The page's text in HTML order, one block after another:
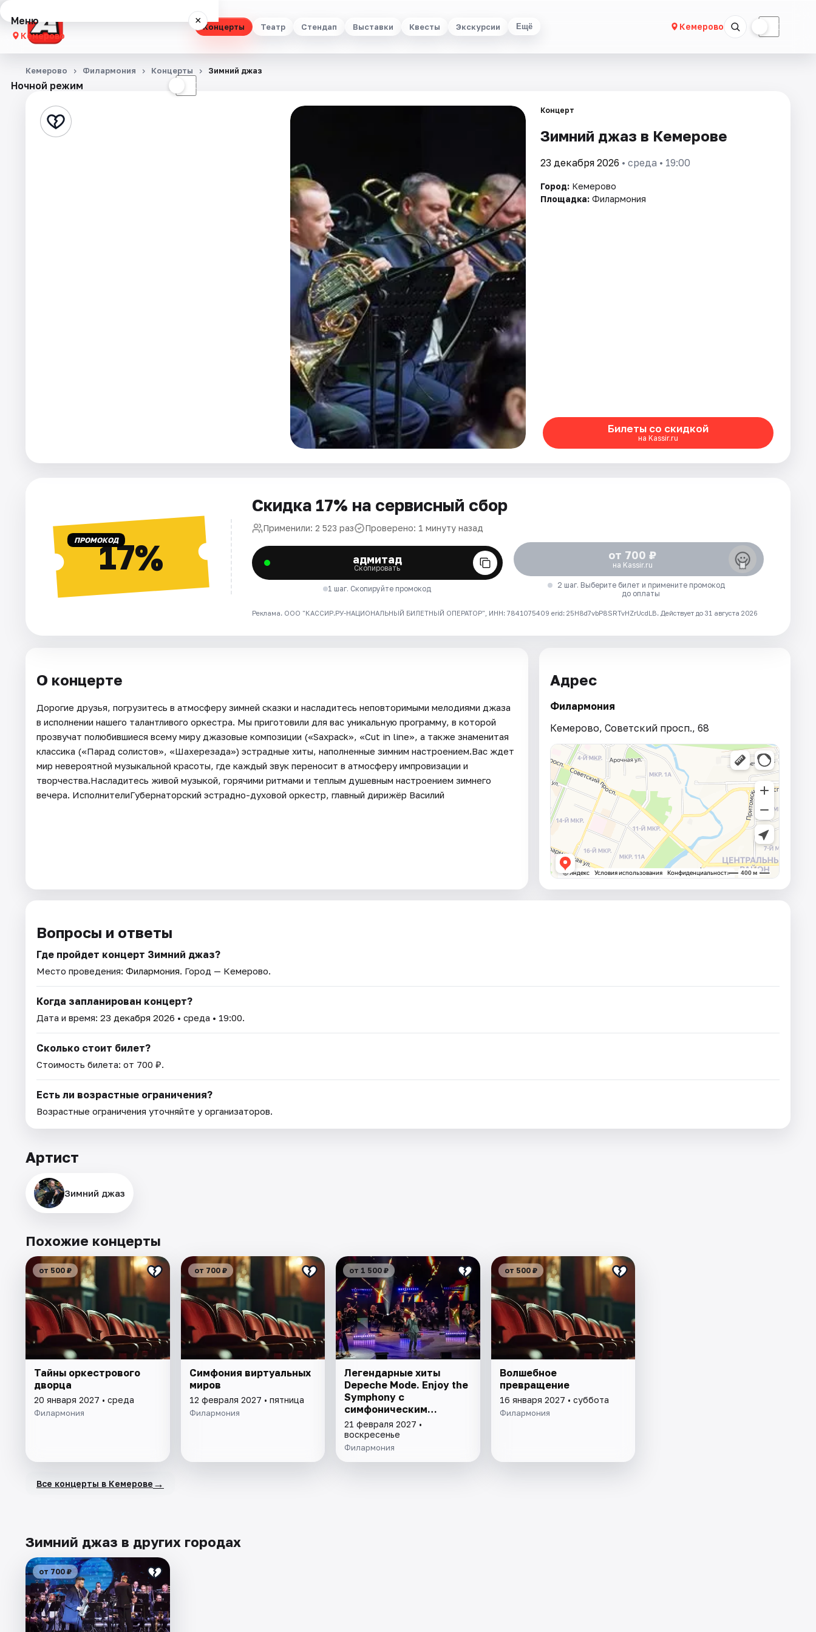
Концерты Театр Стендап Выставки Квесты Экскурсии Ещё Кемерово ☾
Меню ×
Кемерово
Концерты
Стендап
Ночной режим ☾
Кемерово Филармония Концерты Зимний джаз
Концерт
Зимний джаз в Кемерове
23 декабря 2026 • среда • 19:00
Город: Кемерово
Площадка: Филармония
Билеты со скидкой
на Kassir.ru
ПРОМОКОД17%
Скидка 17% на сервисный сбор
Применили: 2 523 раз Проверено: 1 минуту назад
адмитад
Скопировать
1 шаг. Скопируйте промокод
от 700 ₽
на Kassir.ru
2 шаг. Выберите билет и примените промокод
до оплаты
Реклама. ООО "КАССИР.РУ-НАЦИОНАЛЬНЫЙ БИЛЕТНЫЙ ОПЕРАТОР", ИНН: 7841075409 erid: 25H8d7vbP8SRTvHZrUcdLB. Действует до 31 августа 2026
О концерте
Дорогие друзья, погрузитесь в атмосферу зимней сказки и насладитесь неповторимыми мелодиями джаза
в исполнении нашего талантливого оркестра. Мы приготовили для вас уникальную программу, в которой
прозвучат полюбившиеся всему миру джазовые композиции («Saxpack», «Cut in line», а также знаменитая
классика («Парад солистов», «Шахерезада») эстрадные хиты, наполненные зимним настроением.Вас ждет
мир невероятной музыкальной красоты, где каждый звук переносит в атмосферу импровизации и
творчества.Насладитесь живой музыкой, горячими ритмами и теплым душевным настроением зимнего
вечера. ИсполнителиГубернаторский эстрадно-духовой оркестр, главный дирижёр Василий
Адрес
Филармония
Кемерово, Советский просп., 68
Вопросы и ответы
Где пройдет концерт Зимний джаз?
Место проведения: Филармония. Город — Кемерово.
Когда запланирован концерт?
Дата и время: 23 декабря 2026 • среда • 19:00.
Сколько стоит билет?
Стоимость билета: от 700 ₽.
Есть ли возрастные ограничения?
Возрастные ограничения уточняйте у организаторов.
Артист
Зимний джаз
Похожие концерты
от 500 ₽
Тайны оркестрового
дворца
20 января 2027 • среда
Филармония
от 700 ₽
Симфония виртуальных
миров
12 февраля 2027 • пятница
Филармония
от 1 500 ₽
Легендарные хиты
Depeche Mode. Enjoy the
Symphony с
симфоническим
оркестром
21 февраля 2027 •
воскресенье
Филармония
от 500 ₽
Волшебное
превращение
16 января 2027 • суббота
Филармония
Все концерты в Кемерове →
Зимний джаз в других городах
от 700 ₽